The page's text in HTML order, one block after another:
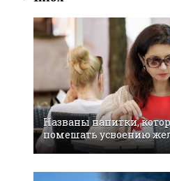
Названы напитки,
помешать усвоению